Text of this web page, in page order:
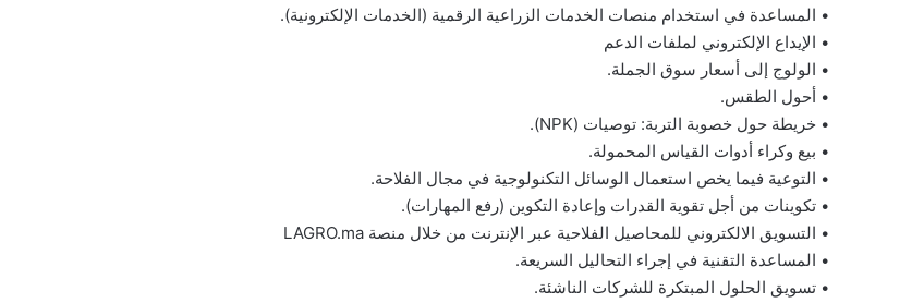
• المساعدة في استخدام منصات الخدمات الزراعية الرقمية (الخدمات الإلكترونية).
• الإيداع الإلكتروني لملفات الدعم
• الولوج إلى أسعار سوق الجملة.
• أحول الطقس.
• خريطة حول خصوبة التربة: توصيات (NPK).
• بيع وكراء أدوات القياس المحمولة.
• التوعية فيما يخص استعمال الوسائل التكنولوجية في مجال الفلاحة.
• تكوينات من أجل تقوية القدرات وإعادة التكوين (رفع المهارات).
• التسويق الالكتروني للمحاصيل الفلاحية عبر الإنترنت من خلال منصة LAGRO.ma
• المساعدة التقنية في إجراء التحاليل السريعة.
• تسويق الحلول المبتكرة للشركات الناشئة.